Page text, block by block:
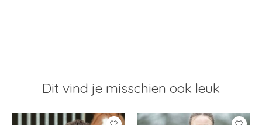
Dit vind je misschien ook leuk
Items van productcarrousel